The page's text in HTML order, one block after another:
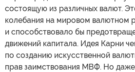
состоящую из различных валют.
колебания на мировом валютном
и способствовало бы
движений капитала. Идея Карни
по созданию искусственной
прав заимствования МВФ. Но